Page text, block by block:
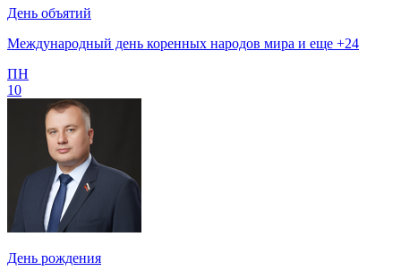
День объятий
Международный день коренных народов мира и еще +24
ПН
10
День рождения